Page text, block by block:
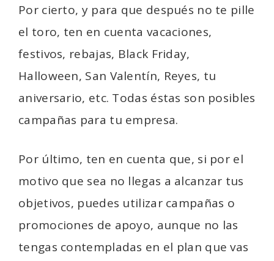
Por cierto, y para que después no te pille
el toro, ten en cuenta vacaciones,
festivos, rebajas, Black Friday,
Halloween, San Valentín, Reyes, tu
aniversario, etc. Todas éstas son posibles
campañas para tu empresa.
Por último, ten en cuenta que, si por el
motivo que sea no llegas a alcanzar tus
objetivos, puedes utilizar campañas o
promociones de apoyo, aunque no las
tengas contempladas en el plan que vas